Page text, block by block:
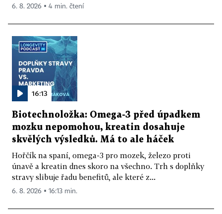
6. 8. 2026 ▪ 4 min. čtení
16:13
Biotechnoložka: Omega-3 před úpadkem
mozku nepomohou, kreatin dosahuje
skvělých výsledků. Má to ale háček
Hořčík na spaní, omega-3 pro mozek, železo proti
únavě a kreatin dnes skoro na všechno. Trh s doplňky
stravy slibuje řadu benefitů, ale které z...
6. 8. 2026 ▪ 16:13 min.